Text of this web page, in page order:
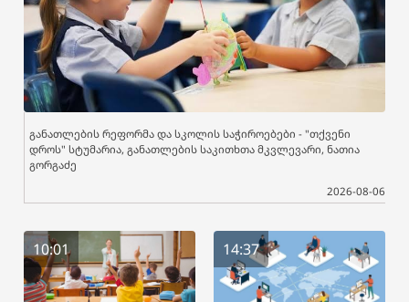
განათლების რეფორმა და სკოლის საჭიროებები - "თქვენი
დროს" სტუმარია, განათლების საკითხთა მკვლევარი, ნათია
გორგაძე
2026-08-06
10:01 14:37